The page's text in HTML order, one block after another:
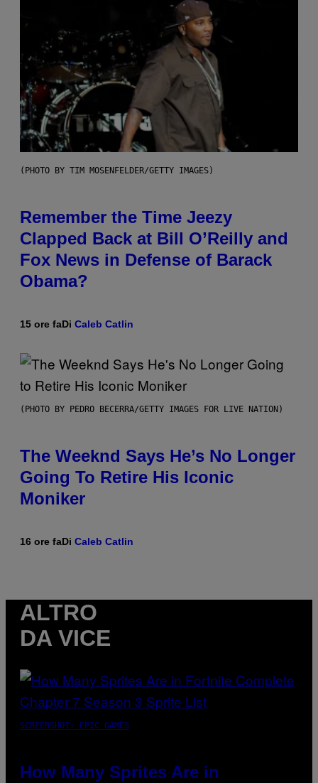
(PHOTO BY TIM MOSENFELDER/GETTY IMAGES)
Remember the Time Jeezy
Clapped Back at Bill O’Reilly and
Fox News in Defense of Barack
Obama?
15 ore faDi Caleb Catlin
(PHOTO BY PEDRO BECERRA/GETTY IMAGES FOR LIVE NATION)
The Weeknd Says He’s No Longer
Going To Retire His Iconic
Moniker
16 ore faDi Caleb Catlin
ALTRO
DA VICE
SCREENSHOT: EPIC GAMES
How Many Sprites Are in